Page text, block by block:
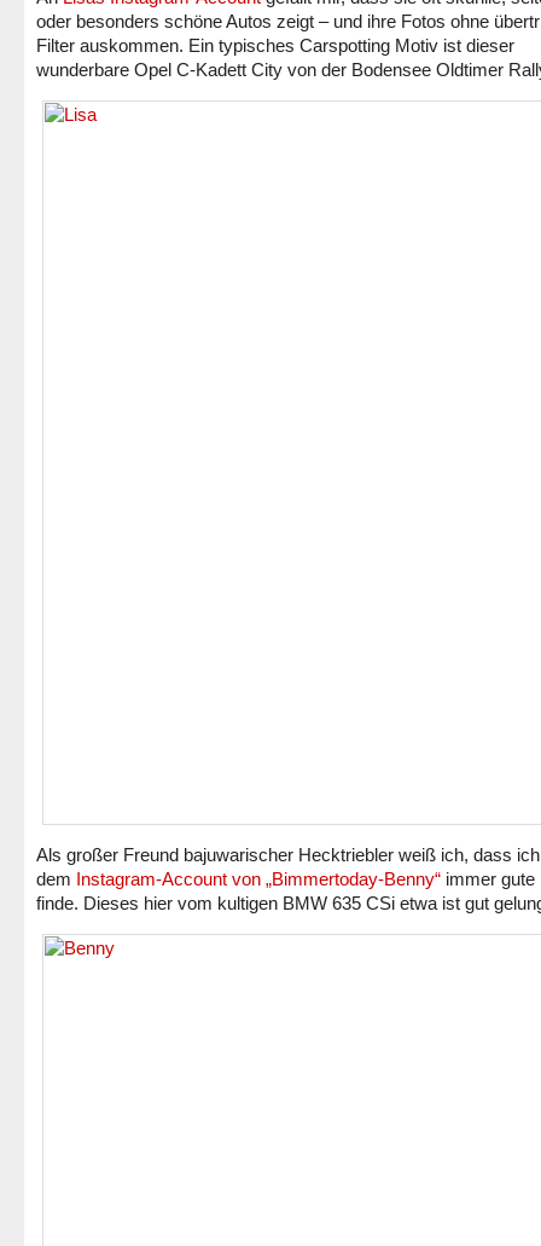
oder besonders schöne Autos zeigt – und ihre Fotos ohne
Filter auskommen. Ein typisches Carspotting Motiv ist dieser
wunderbare Opel C-Kadett City von der Bodensee Oldtimer
Als großer Freund bajuwarischer Hecktriebler weiß ich, dass
dem Instagram-Account von „Bimmertoday-Benny“ immer gute
finde. Dieses hier vom kultigen BMW 635 CSi etwa ist gut